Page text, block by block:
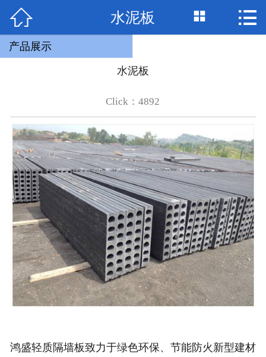
网站首页
联系我们
 水泥板  
产品展示
水泥板
Click：4892
鸿盛轻质隔墙板致力于绿色环保、节能防火新型建材